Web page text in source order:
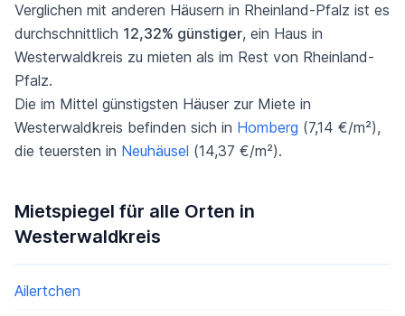
Verglichen mit anderen Häusern in Rheinland-Pfalz ist es
durchschnittlich 12,32% günstiger, ein Haus in
Westerwaldkreis zu mieten als im Rest von Rheinland-
Pfalz.
Die im Mittel günstigsten Häuser zur Miete in
Westerwaldkreis befinden sich in Homberg (7,14 €/m²),
die teuersten in Neuhäusel (14,37 €/m²).
Mietspiegel für alle Orten in
Westerwaldkreis
Ailertchen